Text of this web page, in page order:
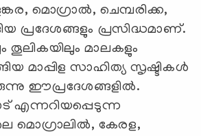
മൊഗ്രാൽ, ചെമ്പരിക്ക,
പ്രദേശങ്ങളും പ്രസിദ്ധമാണ്.
തൂലികയിലും മാലകളും
മാപ്പിള സാഹിത്യ സൃഷ്ടികൾ
ഈപ്രദേശങ്ങളിൽ.
എന്നറിയപ്പെടുന്ന
മൊഗ്രാലിൽ, കേരള,